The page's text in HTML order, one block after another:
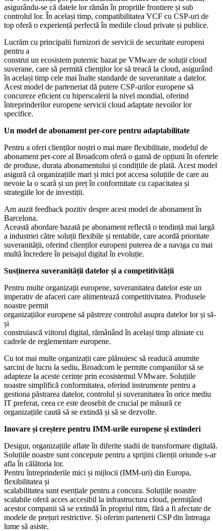
asigurându-se că datele lor rămân în propriile frontiere și sub
controlul lor. În același timp, compatibilitatea VCF cu CSP-uri de
top oferă o experiență perfectă în mediile cloud private și publice.
Lucrăm cu principalii furnizori de servicii de securitate europeni
pentru a
construi un ecosistem puternic bazat pe VMware de soluții cloud
suverane, care să permită clienților lor să treacă la cloud, asigurând
în același timp cele mai înalte standarde de suveranitate a datelor.
Acest model de parteneriat dă putere CSP-urilor europene să
concureze eficient cu hiperscalerii la nivel mondial, oferind
întreprinderilor europene servicii cloud adaptate nevoilor lor
specifice.
Un model de abonament per-core pentru adaptabilitate
Pentru a oferi clienților noștri o mai mare flexibilitate, modelul de
abonament per-core al Broadcom oferă o gamă de opțiuni în ofertele
de produse, durata abonamentului și condițiile de plată. Acest model
asigură că organizațiile mari și mici pot accesa soluțiile de care au
nevoie la o scară și un preț în conformitate cu capacitatea și
strategiile lor de investiții.
Am auzit feedback pozitiv despre acest model de abonament în
Barcelona.
Această abordare bazată pe abonament reflectă o tendință mai largă
a industriei către soluții flexibile și rentabile, care acordă prioritate
suveranității, oferind clienților europeni puterea de a naviga cu mai
multă încredere în peisajul digital în evoluție.
Susținerea suveranității datelor și a competitivității
Pentru multe organizații europene, suveranitatea datelor este un
imperativ de afaceri care alimentează competitivitatea. Produsele
noastre permit
organizațiilor europene să păstreze controlul asupra datelor lor și să-
și
construiască viitorul digital, rămânând în același timp aliniate cu
cadrele de reglementare europene.
Cu tot mai multe organizații care plănuiesc să readucă anumite
sarcini de lucru la sediu, Broadcom le permite companiilor să se
adapteze la aceste cerințe prin ecosistemul VMware. Soluțiile
noastre simplifică conformitatea, oferind instrumente pentru a
gestiona păstrarea datelor, controlul și suveranitatea în orice mediu
IT preferat, ceea ce este deosebit de crucial pe măsură ce
organizațiile caută să se extindă și să se dezvolte.
Inovare și creștere pentru IMM-urile europene și extinderi
Desigur, organizațiile aflate în diferite stadii de transformare digitală.
Soluțiile noastre sunt concepute pentru a sprijini clienții oriunde s-ar
afla în călătoria lor.
Pentru întreprinderile mici și mijlocii (IMM-uri) din Europa,
flexibilitatea și
scalabilitatea sunt esențiale pentru a concura. Soluțiile noastre
scalabile oferă acces accesibil la infrastructura cloud, permițând
acestor companii să se extindă în propriul ritm, fără a fi afectate de
modele de prețuri restrictive. Și oferim partenerii CSP din întreaga
lume să asiste.